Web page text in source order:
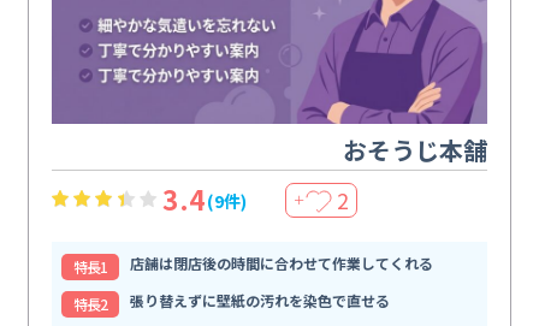
おそうじ本舗
3.4(9件) ＋ 2
特⻑1
店舗は閉店後の時間に合わせて作業してくれる
特⻑2
張り替えずに壁紙の汚れを染色で直せる